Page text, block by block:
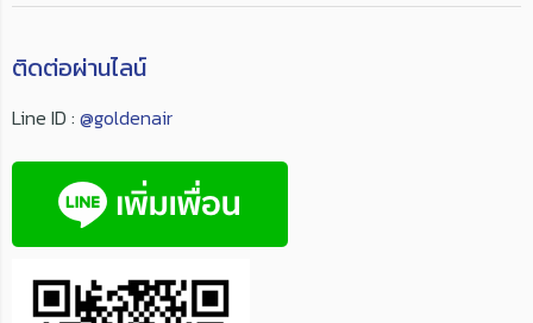
ติดต่อผ่านไลน์
Line ID : @goldenair